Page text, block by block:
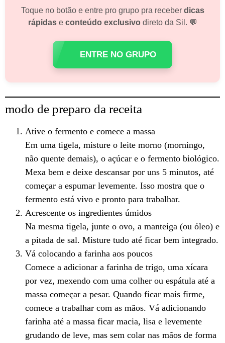
Toque no botão e entre pro grupo pra receber dicas
rápidase conteúdo exclusivodireto da Sil. 💬
ENTRE NO GRUPO
modo de preparo da receita
Ative o fermento e comece a massa
Em uma tigela, misture o leite morno (morningo,
não quente demais), o açúcar e o fermento biológico.
Mexa bem e deixe descansar por uns 5 minutos, até
começar a espumar levemente. Isso mostra que o
fermento está vivo e pronto para trabalhar.
Acrescente os ingredientes úmidos
Na mesma tigela, junte o ovo, a manteiga (ou óleo) e
a pitada de sal. Misture tudo até ficar bem integrado.
Vá colocando a farinha aos poucos
Comece a adicionar a farinha de trigo, uma xícara
por vez, mexendo com uma colher ou espátula até a
massa começar a pesar. Quando ficar mais firme,
comece a trabalhar com as mãos. Vá adicionando
farinha até a massa ficar macia, lisa e levemente
grudando de leve, mas sem colar nas mãos de forma